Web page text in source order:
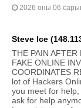
2026 оны 06
Steve Ice
THE PAIN AFTER
FAKE ONLINE
COORDINATES
lot of Hackers
you meet for
ask for help